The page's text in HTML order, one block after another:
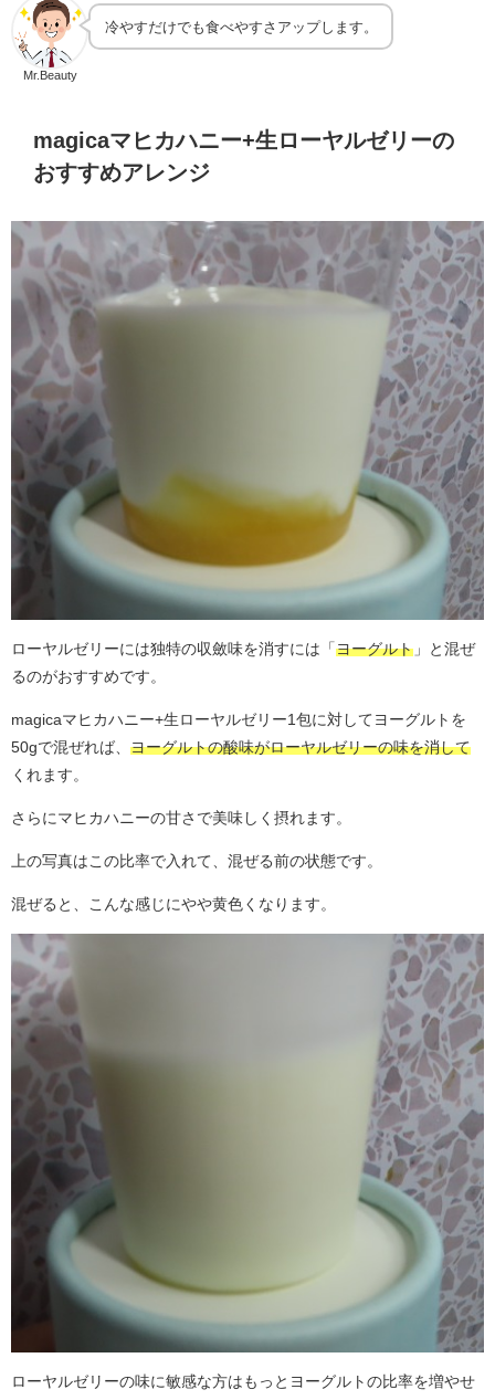
Mr.Beauty
冷やすだけでも食べやすさアップします。
magicaマヒカハニー+生ローヤルゼリーの
おすすめアレンジ
ローヤルゼリーには独特の収斂味を消すには「 ヨーグルト 」と混ぜ
るのがおすすめです。
magicaマヒカハニー+生ローヤルゼリー1包に対してヨーグルトを
50gで混ぜれば、 ヨーグルトの酸味がローヤルゼリーの味を消して
くれます。
さらにマヒカハニーの甘さで美味しく摂れます。
上の写真はこの比率で入れて、混ぜる前の状態です。
混ぜると、こんな感じにやや黄色くなります。
ローヤルゼリーの味に敏感な方はもっとヨーグルトの比率を増やせ